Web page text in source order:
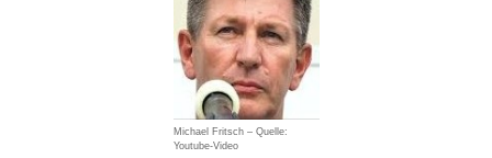
Michael Fritsch – Quelle:
Youtube-Video